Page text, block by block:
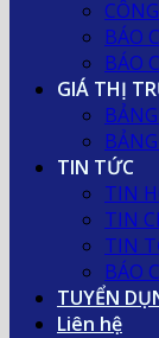
BÁO
BÁO
GIÁ THỊ
TIN TỨC
TIN
TIN
TIN
BÁO
TUYỂN
Liên hệ